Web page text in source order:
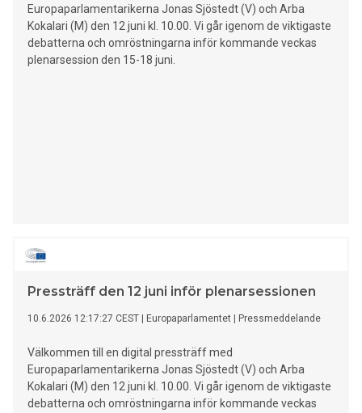
Europaparlamentarikerna Jonas Sjöstedt (V) och Arba
Kokalari (M) den 12 juni kl. 10.00. Vi går igenom de viktigaste
debatterna och omröstningarna inför kommande veckas
plenarsession den 15-18 juni.
Pressträff den 12 juni inför plenarsessionen
10.6.2026 12:17:27 CEST Europaparlamentet Pressmeddelande
Välkommen till en digital pressträff med
Europaparlamentarikerna Jonas Sjöstedt (V) och Arba
Kokalari (M) den 12 juni kl. 10.00. Vi går igenom de viktigaste
debatterna och omröstningarna inför kommande veckas